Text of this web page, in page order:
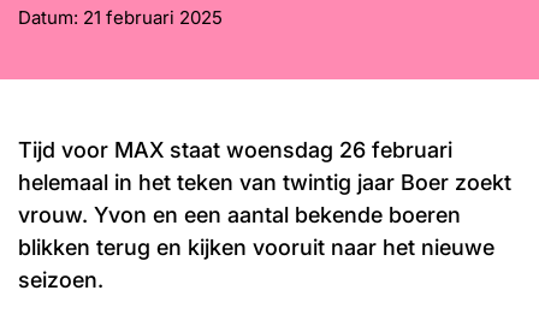
Word lid
Facebook
Instagram
John
Nieuws Nieuwsbrief
Datum: 21 februari 2025
Tijd voor MAX staat woensdag 26 februari
helemaal in het teken van twintig jaar Boer zoekt
vrouw. Yvon en een aantal bekende boeren
blikken terug en kijken vooruit naar het nieuwe
seizoen.